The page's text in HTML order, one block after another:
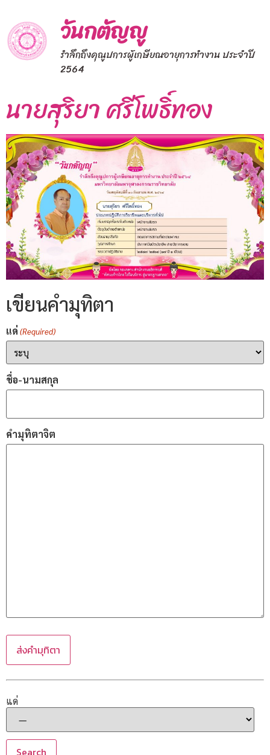
วันกตัญญู
รำลึกถึงคุณูปการผู้เกษียณอายุการทำงาน ประจำปี
2564
นายสุริยา ศรีโพธิ์ทอง
เขียนคำมุทิตา
แด่ (Required)
ชื่อ-นามสกุล
คำมุทิตาจิต
แด่